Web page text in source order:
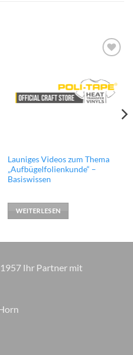
hinzufügen
Launiges Videos zum Thema
„Aufbügelfolienkunde“ –
Basiswissen
WEITERLESEN
Ihr Partner mit